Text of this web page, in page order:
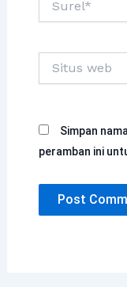
web
Simpan
peramban ini